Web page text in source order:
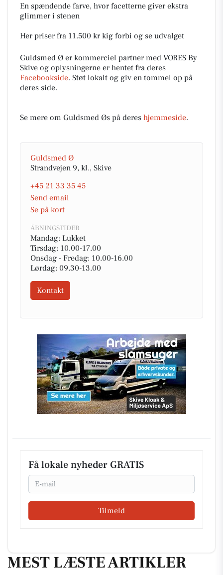
En spændende farve, hvor facetterne giver ekstra
glimmer i stenen
Her priser fra 11.500 kr kig forbi og se udvalget
Guldsmed Ø er kommerciel partner med VORES By
Skive og oplysningerne er hentet fra deres
Facebookside. Støt lokalt og giv en tommel op på
deres side.
Se mere om Guldsmed Øs på deres hjemmeside.
Guldsmed Ø
Strandvejen 9, kl., Skive
+45 21 33 35 45
Send email
Se på kort
ÅBNINGSTIDER
Mandag: Lukket
Tirsdag: 10.00-17.00
Onsdag - Fredag: 10.00-16.00
Lørdag: 09.30-13.00
Kontakt
Få lokale nyheder GRATIS
Email
Tilmeld
MEST LÆSTE ARTIKLER